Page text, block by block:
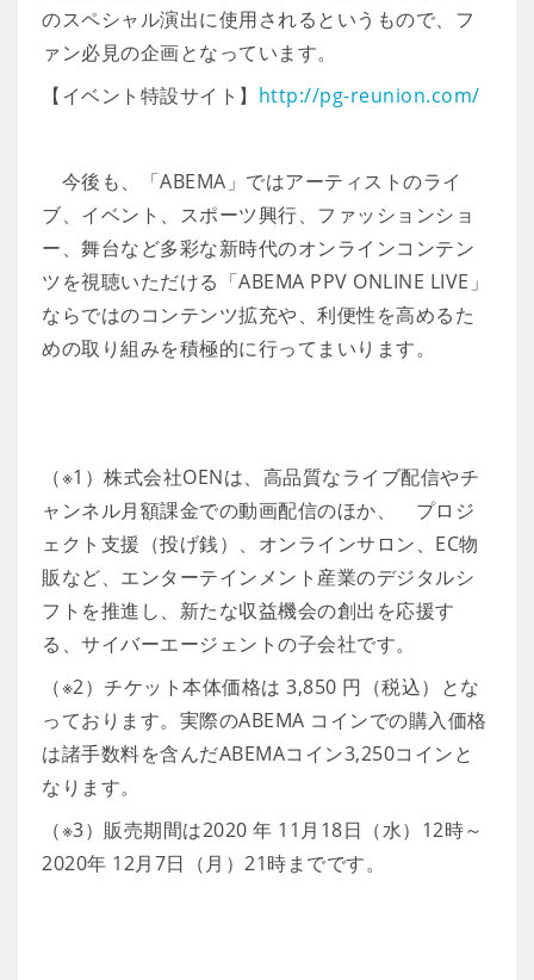
のスペシャル演出に使用されるというもので、フ
ァン必見の企画となっています。
【イベント特設サイト】 http://pg-reunion.com/
今後も、「ABEMA」ではアーティストのライ
ブ、イベント、スポーツ興行、ファッションショ
ー、舞台など多彩な新時代のオンラインコンテン
ツを視聴いただける「ABEMA PPV ONLINE LIVE」
ならではのコンテンツ拡充や、利便性を高めるた
めの取り組みを積極的に行ってまいります。
（※1）株式会社OENは、高品質なライブ配信やチ
ャンネル月額課金での動画配信のほか、 プロジ
ェクト支援（投げ銭）、オンラインサロン、EC物
販など、エンターテインメント産業のデジタルシ
フトを推進し、新たな収益機会の創出を応援す
る、サイバーエージェントの子会社です。
（※2）チケット本体価格は 3,850 円（税込）とな
っております。実際のABEMA コインでの購入価格
は諸手数料を含んだABEMAコイン3,250コインと
なります。
（※3）販売期間は2020 年 11月18日（水）12時～
2020年 12月7日（月）21時までです。